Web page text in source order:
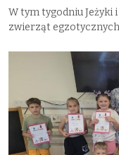
W tym tygodniu Jeżyki
zwierząt